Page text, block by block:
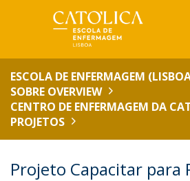
ESCOLA DE ENFERMAGEM
SOBRE OVERVIEW
CENTRO DE ENFERMAGEM DA
PROJETOS
Projeto Capacitar para